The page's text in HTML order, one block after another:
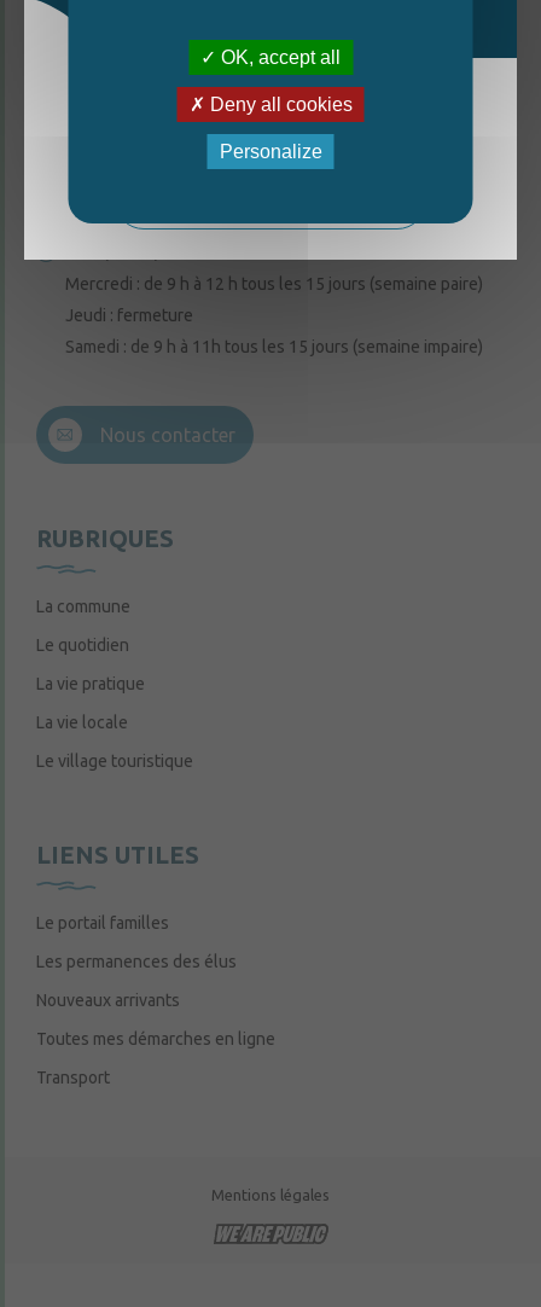
CONTACTEZ-NOUS
6 rue de la Harderie, 49220 Thorigné d’Anjou
02 41 95 32 15
Mercredi : de 9 h à 12 h tous les 15 jours (semaine paire)
Jeudi : fermeture
Samedi : de 9 h à 11h tous les 15 jours (semaine impaire)
Nous contacter
RUBRIQUES
La commune
Le quotidien
La vie pratique
La vie locale
Le village touristique
LIENS UTILES
Le portail familles
Les permanences des élus
Nouveaux arrivants
Toutes mes démarches en ligne
Transport
Mentions légales
La nouvelle édition du Mag est arrivée!
OK, accept all
Deny all cookies
Personalize